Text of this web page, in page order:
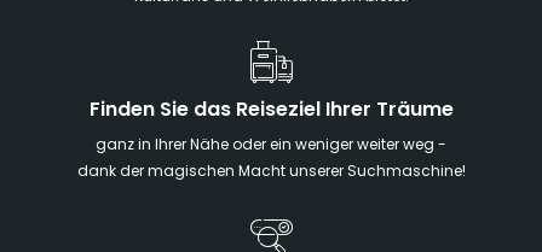
Finden Sie das Reiseziel Ihrer Träume
ganz in Ihrer Nähe oder ein weniger weiter weg -
dank der magischen Macht unserer Suchmaschine!